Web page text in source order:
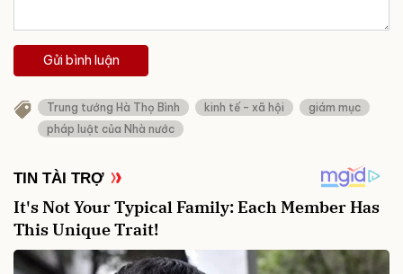
Gửi bình luận
Trung tướng Hà Thọ Bình kinh tế – xã hội
giám mục
pháp luật của Nhà nước